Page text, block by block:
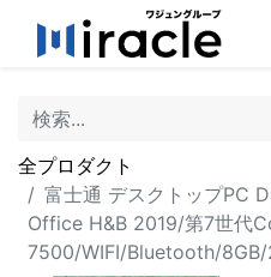
全プロダクト
富士通 デスクトップPC
Office H&B 2019/第7世代
7500/WIFI/Bluetooth/8GB/